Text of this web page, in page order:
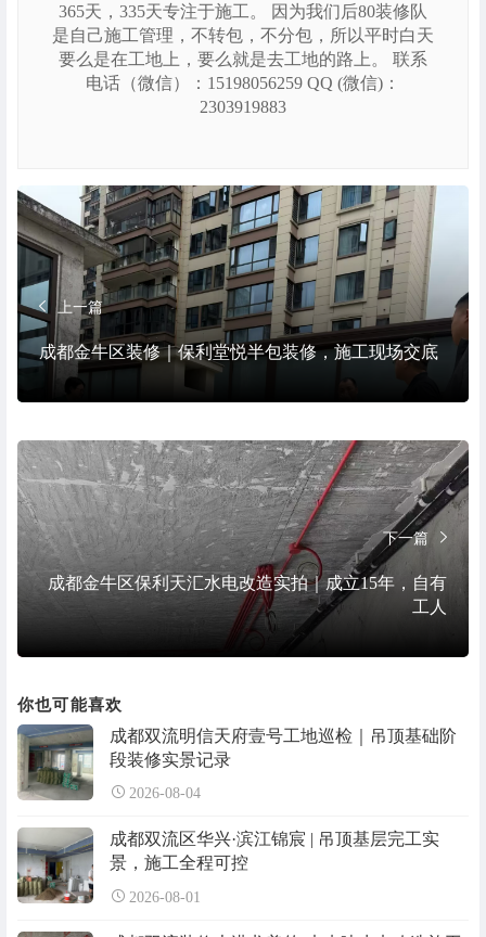
365天，335天专注于施工。 因为我们后80装修队
是自己施工管理，不转包，不分包，所以平时白天
要么是在工地上，要么就是去工地的路上。 联系
电话（微信）：15198056259 QQ (微信)：
2303919883
上一篇
成都金牛区装修｜保利堂悦半包装修，施工现场交底
下一篇
成都金牛区保利天汇水电改造实拍｜成立15年，自有
工人
你也可能喜欢
成都双流明信天府壹号工地巡检｜吊顶基础阶
段装修实景记录
2026-08-04
成都双流区华兴·滨江锦宸 | 吊顶基层完工实
景，施工全程可控
2026-08-01